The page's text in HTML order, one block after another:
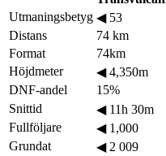
Utmaningsbetyg ◀53
Distans
74 km
Format
74km
Höjdmeter
◀4,350m
DNF-andel
15%
Snittid
◀11h 30m
Fullföljare
◀1,000
Grundat
◀2 009